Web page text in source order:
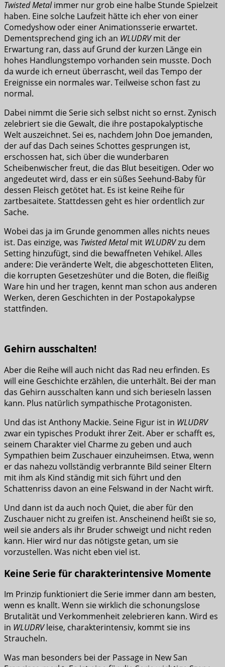
Twisted Metalimmer nur grob eine halbe Stunde Spielzeit
haben. Eine solche Laufzeit hätte ich eher von einer
Comedyshow oder einer Animationsserie erwartet.
Dementsprechend ging ich an WLUDRVmit der
Erwartung ran, dass auf Grund der kurzen Länge ein
hohes Handlungstempo vorhanden sein musste. Doch
da wurde ich erneut überrascht, weil das Tempo der
Ereignisse ein normales war. Teilweise schon fast zu
normal.
Dabei nimmt die Serie sich selbst nicht so ernst. Zynisch
zelebriert sie die Gewalt, die ihre postapokalyptische
Welt auszeichnet. Sei es, nachdem John Doe jemanden,
der auf das Dach seines Schottes gesprungen ist,
erschossen hat, sich über die wunderbaren
Scheibenwischer freut, die das Blut beseitigen. Oder wo
angedeutet wird, dass er ein süßes Seehund-Baby für
dessen Fleisch getötet hat. Es ist keine Reihe für
zartbesaitete. Stattdessen geht es hier ordentlich zur
Sache.
Wobei das ja im Grunde genommen alles nichts neues
ist. Das einzige, was Twisted Metalmit WLUDRVzu dem
Setting hinzufügt, sind die bewaffneten Vehikel. Alles
andere: Die veränderte Welt, die abgeschotteten Eliten,
die korrupten Gesetzeshüter und die Boten, die fleißig
Ware hin und her tragen, kennt man schon aus anderen
Werken, deren Geschichten in der Postapokalypse
stattfinden.
Gehirn ausschalten!
Aber die Reihe will auch nicht das Rad neu erfinden. Es
will eine Geschichte erzählen, die unterhält. Bei der man
das Gehirn ausschalten kann und sich berieseln lassen
kann. Plus natürlich sympathische Protagonisten.
Und das ist Anthony Mackie. Seine Figur ist in WLUDRV
zwar ein typisches Produkt ihrer Zeit. Aber er schafft es,
seinem Charakter viel Charme zu geben und auch
Sympathien beim Zuschauer einzuheimsen. Etwa, wenn
er das nahezu vollständig verbrannte Bild seiner Eltern
mit ihm als Kind ständig mit sich führt und den
Schattenriss davon an eine Felswand in der Nacht wirft.
Und dann ist da auch noch Quiet, die aber für den
Zuschauer nicht zu greifen ist. Anscheinend heißt sie so,
weil sie anders als ihr Bruder schweigt und nicht reden
kann. Hier wird nur das nötigste getan, um sie
vorzustellen. Was nicht eben viel ist.
Keine Serie für charakterintensive Momente
Im Prinzip funktioniert die Serie immer dann am besten,
wenn es knallt. Wenn sie wirklich die schonungslose
Brutalität und Verkommenheit zelebrieren kann. Wird es
in WLUDRVleise, charakterintensiv, kommt sie ins
Straucheln.
Was man besonders bei der Passage in New San